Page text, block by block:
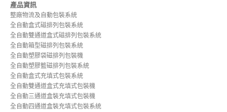
產品資訊
整廠物流及自動包裝系統
全自動盒式磁排列包裝系統
全自動雙通道盒式磁排列包裝系統
全自動箱型磁排列包裝系統
全自動塑膠袋磁排列包裝機
全自動塑膠籃磁排列包裝系統
全自動盒式充填式包裝系統
全自動雙通道盒式充填式包裝機
全自動三通道盒裝充填式包裝機
全自動四通道盒裝充填式包裝系統